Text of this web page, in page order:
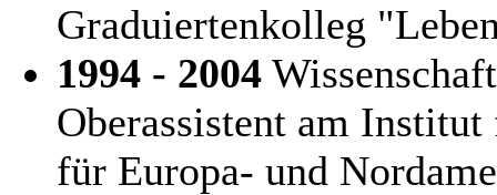
Graduiertenkolleg
1994 - 2004
Oberassistent am
für Europa- und